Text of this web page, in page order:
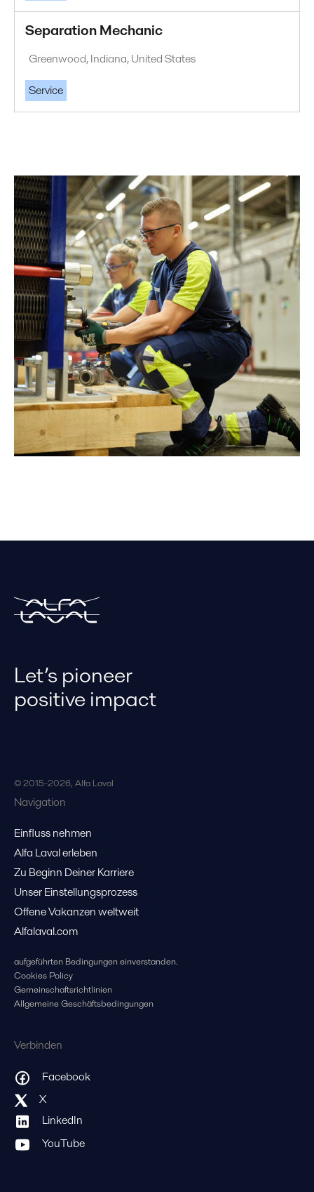
Separation Mechanic
Greenwood, Indiana, United States
Service
Let’s pioneer
positive impact
© 2015-2026, Alfa Laval
Navigation
Einfluss nehmen
Alfa Laval erleben
Zu Beginn Deiner Karriere
Unser Einstellungsprozess
Offene Vakanzen weltweit
Alfalaval.com
aufgeführten Bedingungen einverstanden.
Cookies Policy
Gemeinschaftsrichtlinien
Allgemeine Geschäftsbedingungen
Verbinden
Facebook
X
LinkedIn
YouTube